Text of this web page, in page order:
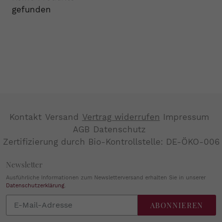
gefunden
Kontakt Versand Vertrag widerrufen Impressum
AGB Datenschutz
Zertifizierung durch Bio-Kontrollstelle: DE-ÖKO-006
Newsletter
Ausführliche Informationen zum Newsletterversand erhalten Sie in unserer
Datenschutzerklärung.
Sie
ABONNIEREN